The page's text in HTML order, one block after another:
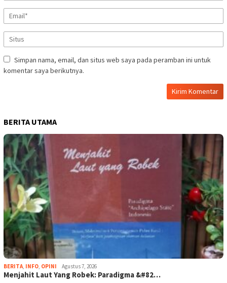
Simpan nama, email, dan situs web saya pada peramban ini untuk
komentar saya berikutnya.
BERITA UTAMA
BERITA, INFO, OPINI Agustus 7, 2026
Menjahit Laut Yang Robek: Paradigma &#82…